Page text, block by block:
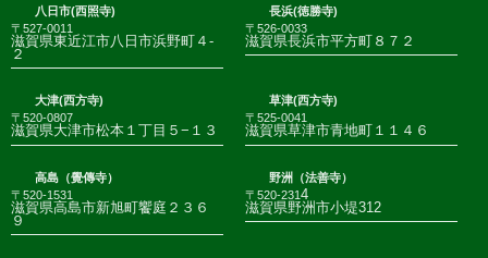
八日市(西照寺)
〒527-0011
滋賀県東近江市八日市浜野町４-
２
長浜(徳勝寺)
〒526-0033
滋賀県長浜市平方町８７２
大津(西方寺)
〒520-0807
滋賀県大津市松本１丁目５−１３
草津(西方寺)
〒525-0041
滋賀県草津市青地町１１４６
高島（覺傳寺）
〒520-1531
滋賀県高島市新旭町饗庭２３６
９
野洲（法善寺）
〒520-2314
滋賀県野洲市小堤312